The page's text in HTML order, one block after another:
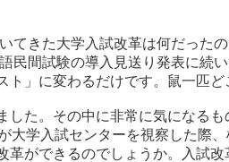
てきた大学入試改革は何だった
民間試験の導入見送り発表に続
」に変わるだけです。鼠一匹ど
た。その中に非常に気になる
大学入試センターを視察した際
ができるのでしょうか。入試